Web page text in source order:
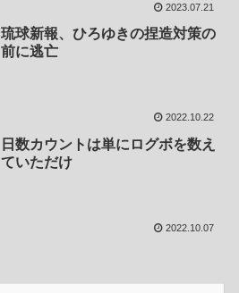
2023.07.21
琉球新報、ひろゆきの捏造対策の
前に逃亡
2022.10.22
日数カウントは単にログボを数え
ていただけ
2022.10.07